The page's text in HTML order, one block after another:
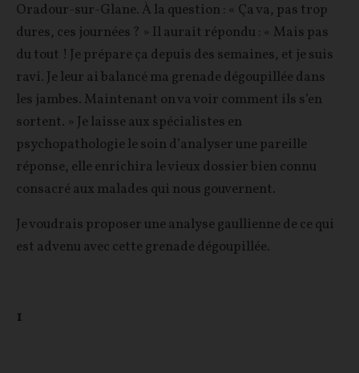
Oradour-sur-Glane. À la question : « Ça va, pas trop
dures, ces journées ? » Il aurait répondu : « Mais pas
du tout ! Je prépare ça depuis des semaines, et je suis
ravi. Je leur ai balancé ma grenade dégoupillée dans
les jambes. Maintenant on va voir comment ils s’en
sortent. » Je laisse aux spécialistes en
psychopathologie le soin d’analyser une pareille
réponse, elle enrichira le vieux dossier bien connu
consacré aux malades qui nous gouvernent.
Je voudrais proposer une analyse gaullienne de ce qui
est advenu avec cette grenade dégoupillée.
1